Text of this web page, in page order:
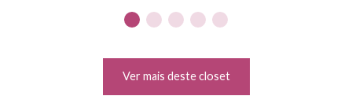
Ver mais deste closet